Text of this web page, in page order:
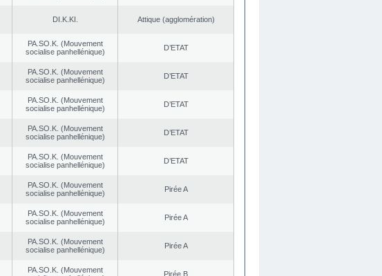
DI.K.KI. Αttique (agglomération)
PA.SO.K. (Mouvement
socialise panhellénique)
D’ETAT
PA.SO.K. (Mouvement
socialise panhellénique)
D’ETAT
PA.SO.K. (Mouvement
socialise panhellénique)
D’ETAT
PA.SO.K. (Mouvement
socialise panhellénique)
D’ETAT
PA.SO.K. (Mouvement
socialise panhellénique)
D’ETAT
PA.SO.K. (Mouvement
socialise panhellénique)
Pirée A
PA.SO.K. (Mouvement
socialise panhellénique)
Pirée A
PA.SO.K. (Mouvement
socialise panhellénique)
Pirée A
PA.SO.K. (Mouvement
Pirée B